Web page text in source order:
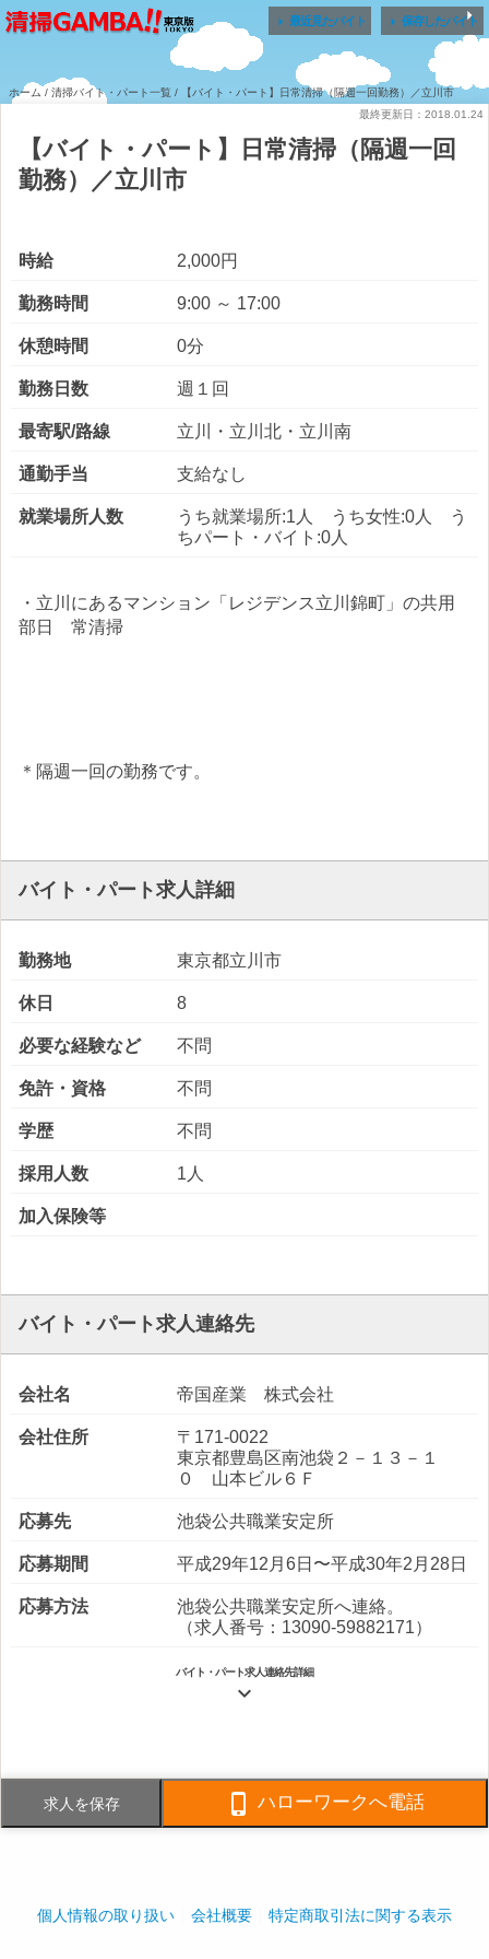
 最近見たバイト  保存したバイト
ホーム / 清掃バイト・パート一覧 / 【バイト・パート】日常清掃（隔週一回勤務）／立川市
最終更新日：2018.01.24
【バイト・パート】日常清掃（隔週一回
勤務）／立川市
時給 2,000円
勤務時間 9:00 ～ 17:00
休憩時間 0分
勤務日数 週１回
最寄駅/路線 立川・立川北・立川南
通勤手当 支給なし
就業場所人数
うち就業場所:1人 うち女性:0人 う
ちパート・バイト:0人
・立川にあるマンション「レジデンス立川錦町」の共用
部日 常清掃
＊隔週一回の勤務です。
バイト・パート求人詳細
勤務地 東京都立川市
休日 8
必要な経験など 不問
免許・資格 不問
学歴 不問
採用人数 1人
加入保険等
バイト・パート求人連絡先
会社名 帝国産業 株式会社
会社住所
〒171-0022
東京都豊島区南池袋２－１３－１
０ 山本ビル６Ｆ
応募先 池袋公共職業安定所
応募期間 平成29年12月6日〜平成30年2月28日
応募方法
池袋公共職業安定所へ連絡。
（求人番号：13090-59882171）
バイト・パート求人連絡先詳細

事業内容
ビルの綜合管理・警備・人材派遣・
設備管理・ホテル管理などの業務。
求人を保存  ハローワークへ電話
個人情報の取り扱い 会社概要 特定商取引法に関する表示